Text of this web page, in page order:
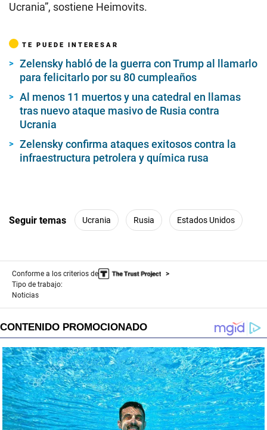
Ucrania”, sostiene Heimovits.
TE PUEDE INTERESAR
Zelensky habló de la guerra con Trump al llamarlo
para felicitarlo por su 80 cumpleaños
Al menos 11 muertos y una catedral en llamas
tras nuevo ataque masivo de Rusia contra
Ucrania
Zelensky confirma ataques exitosos contra la
infraestructura petrolera y química rusa
Seguir temas Ucrania Rusia Estados Unidos
Conforme a los criterios de
Tipo de trabajo:
Noticias